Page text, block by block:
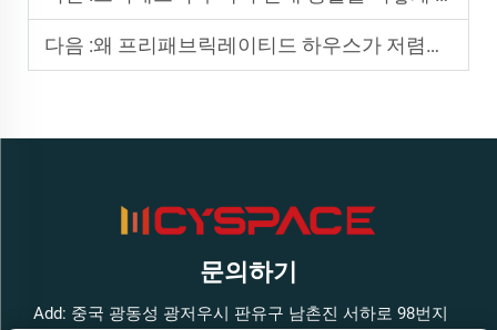
다음 :왜 프리패브릭레이티드 하우스가 저렴한 주택의 미래인가
문의하기
Add: 중국 광동성 광저우시 판유구 남촌진 서하로 98번지